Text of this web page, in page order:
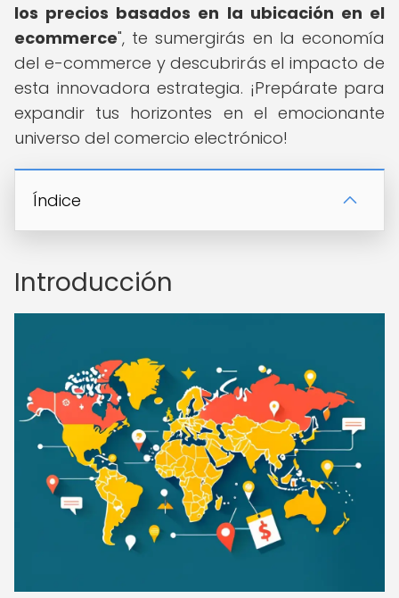
los precios basados en la ubicación en el
ecommerce", te sumergirás en la economía
del e-commerce y descubrirás el impacto de
esta innovadora estrategia. ¡Prepárate para
expandir tus horizontes en el emocionante
universo del comercio electrónico!
Índice
Introducción